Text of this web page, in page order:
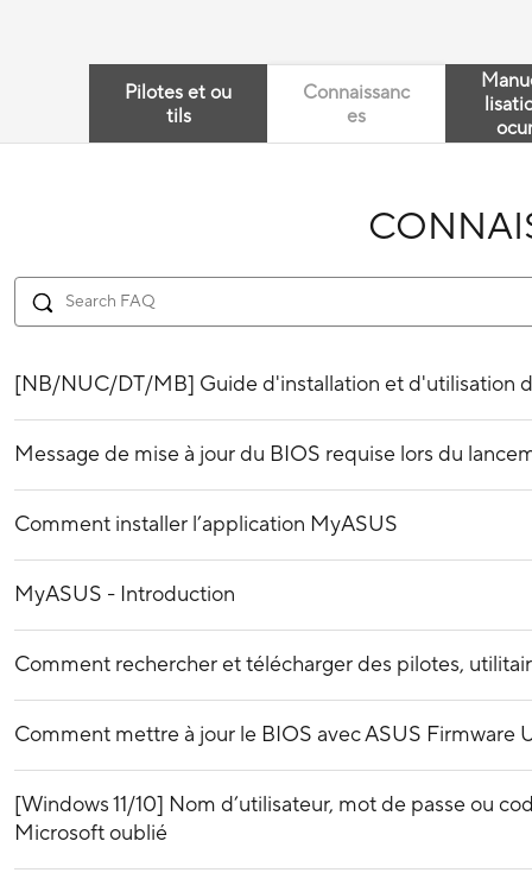
Pilotes et ou
tils
Connaissanc
es
[NB/NUC/DT/MB] Guide d'installation et d'utilisation
Message de mise à jour du BIOS requise lors du
Comment installer l’application MyASUS
MyASUS - Introduction
Comment rechercher et télécharger des pilotes,
Comment mettre à jour le BIOS avec ASUS Firmware
[Windows 11/10] Nom d’utilisateur, mot de passe ou
Microsoft oublié